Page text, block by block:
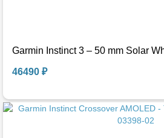
46490 ₽